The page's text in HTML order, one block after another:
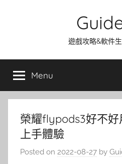
遊戲攻略&軟件
Menu
榮耀flypods3好不
上手體驗
Posted on 2022-08-27 by